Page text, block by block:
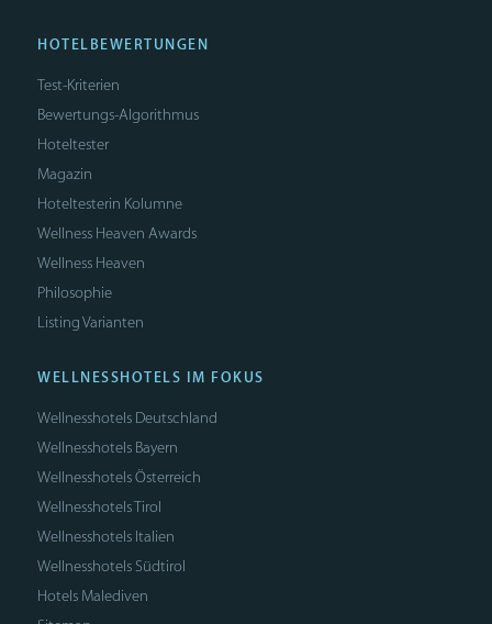
HOTELBEWERTUNGEN
Test-Kriterien
Bewertungs-Algorithmus
Hoteltester
Magazin
Hoteltesterin Kolumne
Wellness Heaven Awards
Wellness Heaven
Philosophie
Listing Varianten
WELLNESSHOTELS IM FOKUS
Wellnesshotels Deutschland
Wellnesshotels Bayern
Wellnesshotels Österreich
Wellnesshotels Tirol
Wellnesshotels Italien
Wellnesshotels Südtirol
Hotels Malediven